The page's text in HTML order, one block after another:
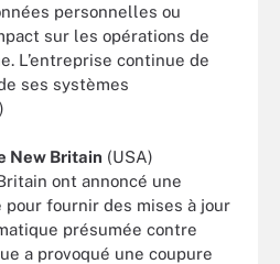
personnelles ou
sur les opérations de
L’entreprise continue de
ses systèmes
)
New Britain (USA)
ont annoncé une
fournir des mises à jour
présumée contre
a provoqué une coupure